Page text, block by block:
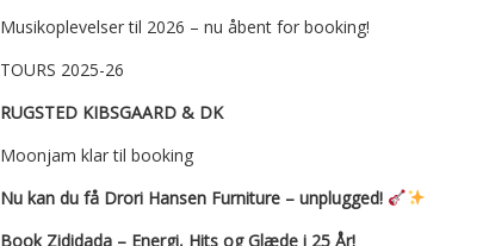
Musikoplevelser til 2026 – nu åbent for booking!
TOURS 2025-26
RUGSTED KIBSGAARD & DK
Moonjam klar til booking
Nu kan du få Drori Hansen Furniture – unplugged!
Book Zididada – Energi, Hits og Glæde i 25 År!